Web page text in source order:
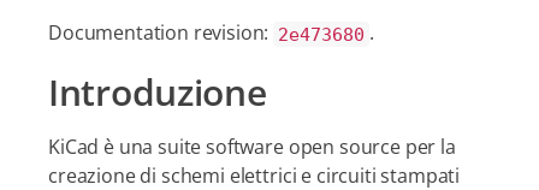
Documentation revision: 2e473680 .
Introduzione
KiCad è una suite software open source per la
creazione di schemi elettrici e circuiti stampati